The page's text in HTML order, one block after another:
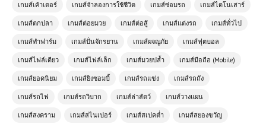
เกมส์เค้าเตอร์ เกมส์จำลองการใช้ชีวิต เกมส์ซ่อมรถ เกมส์ไดโนเสาร์
เกมส์ตกปลา เกมส์ต่อยมวย เกมส์ต่อสู้ เกมส์แต่งรถ เกมส์ทั่วไป
เกมส์ทำฟาร์ม เกมส์ปั่นจักรยาน เกมส์ผจญภัย เกมส์ฟุตบอล
เกมส์ไฟล์เดียว เกมส์ไฟล์เล็ก เกมส์มวยปล้ำ เกมส์มือถือ (Mobile)
เกมส์ยอดนิยม เกมส์ยิงซอมบี้ เกมส์รถแข่ง เกมส์รถถัง
เกมส์รถไฟ เกมส์รถวิบาก เกมส์ล่าสัตว์ เกมส์วางแผน
เกมส์สงคราม เกมส์สไนเปอร์ เกมส์สเปคต่ำ เกมส์สยองขวัญ
เกมส์ออนไลน์ฟรี King of Fighters
นักสู้ในตำนาน
เกมส์ออนไลน์ฟรี Pixel Driver เกม
แข่งรถสุดมันส์ในสไตล์พิกเซล
เกมส์ออนไลน์ฟรี Crazy Moto Racing